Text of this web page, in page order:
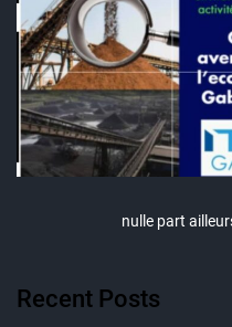
nulle part
Recent Posts